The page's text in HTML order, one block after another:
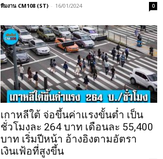
ทีมงาน CM108 (ST) - 16/01/2024 0
เกาหลีใต้ จ่อขึ้นค่าแรงขั้นต่ำ เป็น
ชั่วโมงละ 264 บาท เดือนละ 55,400
บาท เริ่มปีหน้า อ้างอิงตามอัตรา
เงินเฟ้อที่สูงขึ้น